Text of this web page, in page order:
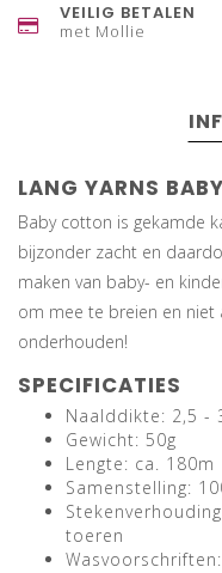
VEILIG BETALEN
met Mollie
LANG YARNS
Baby cotton is gekamde
bijzonder zacht en
maken van baby- en
om mee te breien en niet
onderhouden!
SPECIFICATIES
Naalddikte: 2,5 -
Gewicht: 50g
Lengte: ca. 180m
Samenstelling:
toeren